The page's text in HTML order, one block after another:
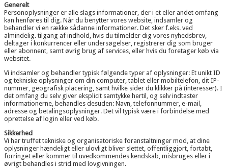
Generelt
Personoplysninger er alle slags informationer, der i et eller andet omfang
kan henføres til dig. Når du benytter vores website, indsamler og
behandler vi en række sådanne informationer. Det sker f.eks. ved
almindelig. tilgang af indhold, hvis du tilmelder dig vores nyhedsbrev,
deltager i konkurrencer eller undersøgelser, registrerer dig som bruger
eller abonnent, samt øvrig brug af services, eller hvis du foretager køb via
websitet.
Vi indsamler og behandler typisk følgende typer af oplysninger: Et unikt ID
og tekniske oplysninger om din computer, tablet eller mobiltelefon, dit IP-
nummer, geografisk placering, samt hvilke sider du klikker på (interesser). I
det omfang du selv giver eksplicit samtykke hertil, og selv indtaster
informationerne, behandles desuden: Navn, telefonnummer, e-mail,
adresse og betalingsoplysninger. Det vil typisk være i forbindelse med
oprettelse af login eller ved køb.
Sikkerhed
Vi har truffet tekniske og organisatoriske foranstaltninger mod, at dine
oplysninger hændeligt eller ulovligt bliver slettet, offentliggjort, fortabt,
forringet eller kommer til uvedkommendes kendskab, misbruges eller i
øvrigt behandles i strid med lovgivningen.